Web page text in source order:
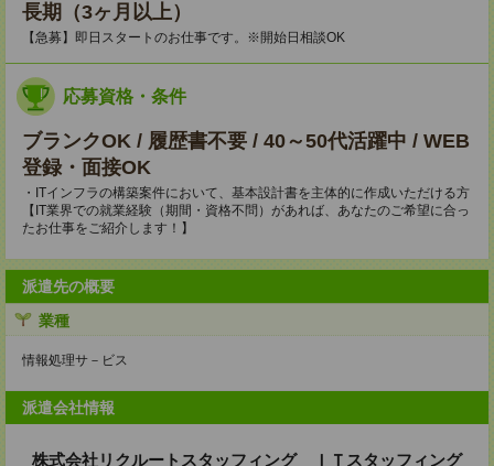
長期（3ヶ月以上）
【急募】即日スタートのお仕事です。※開始日相談OK
応募資格・条件
ブランクOK / 履歴書不要 / 40～50代活躍中 / WEB
登録・面接OK
・ITインフラの構築案件において、基本設計書を主体的に作成いただける方
【IT業界での就業経験（期間・資格不問）があれば、あなたのご希望に合っ
たお仕事をご紹介します！】
派遣先の概要
業種
情報処理サ－ビス
派遣会社情報
株式会社リクルートスタッフィング ＩＴスタッフィング